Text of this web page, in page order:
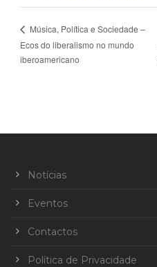
Música, Política e Sociedade –
Ecos do liberalismo no mundo
iberoamericano
Notícias
Eventos
Contactos
Política de Privacidade